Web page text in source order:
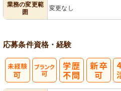
業務の変更範
囲
変更なし
応募条件資格・経験